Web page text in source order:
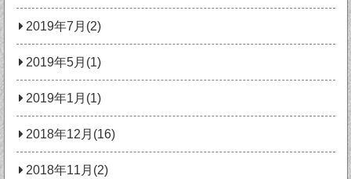
2019年7月(2)
2019年5月(1)
2019年1月(1)
2018年12月(16)
2018年11月(2)